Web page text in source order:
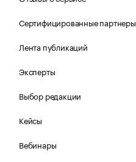
Сертифицированные партнеры
Лента публикаций
Эксперты
Выбор редакции
Кейсы
Вебинары